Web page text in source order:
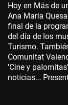
Hoy en Más de
Ana María
final de la
del día de los
Turismo.
Comunitat
'Cine y
noticias...